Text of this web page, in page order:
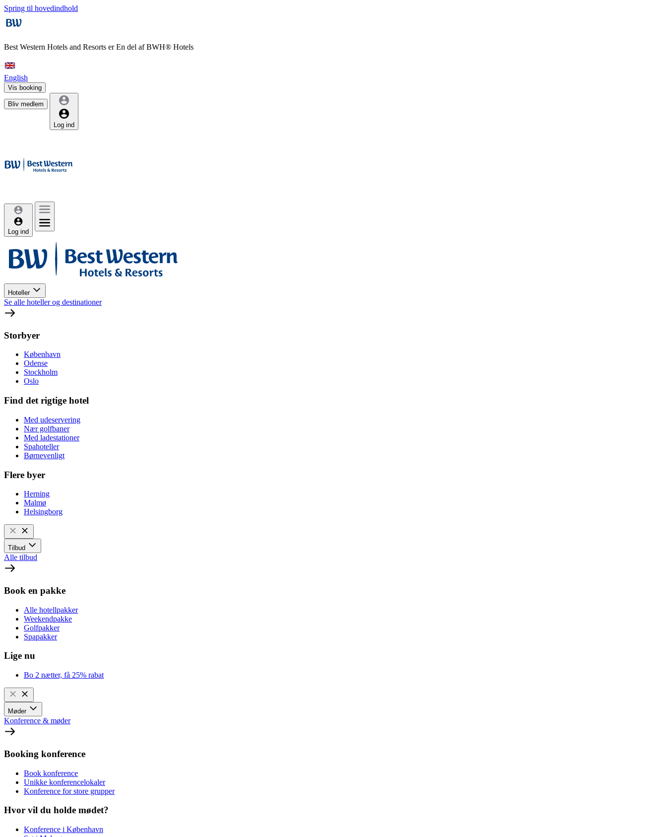
Spring til hovedindhold
Best Western Hotels and Resorts erEn del af BWH® Hotels
English
Vis booking
Bliv medlem
Log ind
Log ind
Hoteller
Se alle hoteller og destinationer
Storbyer
København
Odense
Stockholm
Oslo
Find det rigtige hotel
Med udeservering
Nær golfbaner
Med ladestationer
Spahoteller
Børnevenligt
Flere byer
Herning
Malmø
Helsingborg
Tilbud
Alle tilbud
Book en pakke
Alle hotellpakker
Weekendpakke
Golfpakker
Spapakker
Lige nu
Bo 2 nætter, få 25% rabat
Møder
Konference & møder
Booking konference
Book konference
Unikke konferencelokaler
Konference for store grupper
Hvor vil du holde mødet?
Konference i København